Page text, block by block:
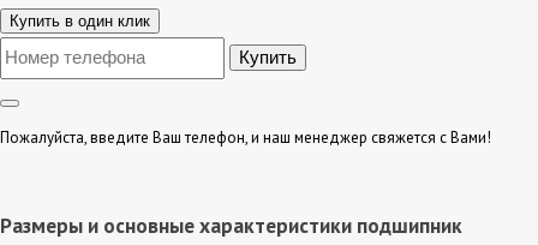
Купить в один клик
Пожалуйста, введите Ваш телефон, и наш менеджер свяжется с Вами!
Размеры и основные характеристики подшипник